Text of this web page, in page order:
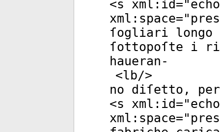
<s xml:id="
xml:space="
ſogliari
ſottopoſte i
haueran-
<lb/>
no diſetto,
<s xml:id="
xml:space="